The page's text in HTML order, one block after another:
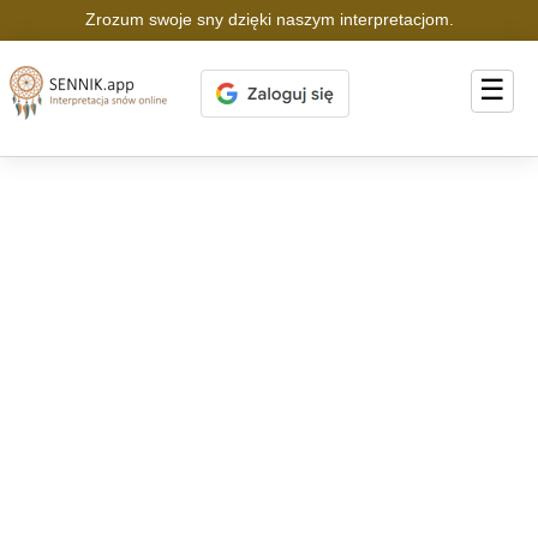
Zrozum swoje sny dzięki naszym interpretacjom.
☰